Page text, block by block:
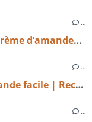
…
Tarte au cocktail de 4 fruits et à la crème d’amandes légère
…
Tarte aux pommes à la crème d’amande facile | Recette maison gourmande
…